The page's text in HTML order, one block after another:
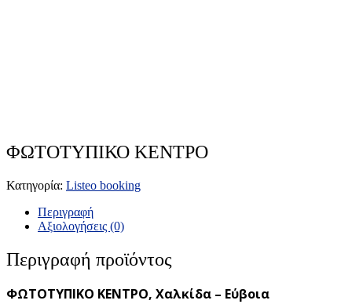
ΦΩΤΟΤΥΠΙΚΟ ΚΕΝΤΡΟ
Κατηγορία: Listeo booking
Περιγραφή
Αξιολογήσεις (0)
Περιγραφή προϊόντος
ΦΩΤΟΤΥΠΙΚΟ ΚΕΝΤΡΟ, Χαλκίδα – Εύβοια